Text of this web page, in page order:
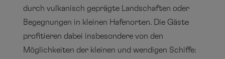
durch vulkanisch geprägte Landschaften oder
Begegnungen in kleinen Hafenorten. Die Gäste
profitieren dabei insbesondere von den
Möglichkeiten der kleinen und wendigen Schiffe: